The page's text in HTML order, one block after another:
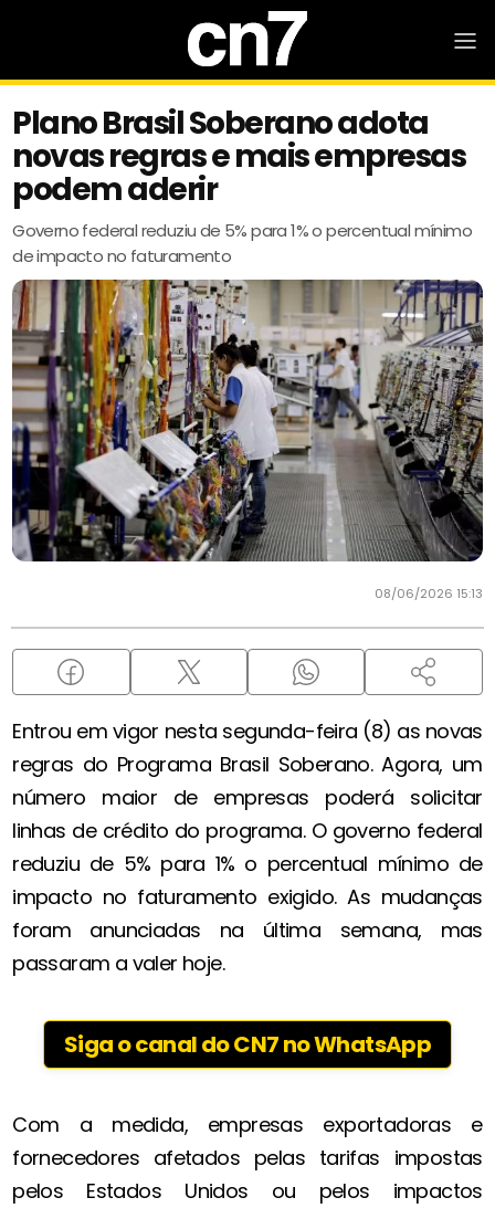
Plano Brasil Soberano adota
novas regras e mais empresas
podem aderir
Governo federal reduziu de 5% para 1% o percentual mínimo
de impacto no faturamento
08/06/2026 15:13
Entrou em vigor nesta segunda-feira (8) as novas
regras do Programa Brasil Soberano. Agora, um
número maior de empresas poderá solicitar
linhas de crédito do programa. O governo federal
reduziu de 5% para 1% o percentual mínimo de
impacto no faturamento exigido. As mudanças
foram anunciadas na última semana, mas
passaram a valer hoje.
Siga o canal do CN7 no WhatsApp
Com a medida, empresas exportadoras e
fornecedores afetados pelas tarifas impostas
pelos Estados Unidos ou pelos impactos